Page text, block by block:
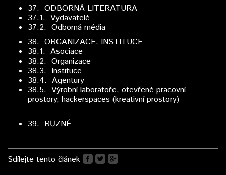
37. ODBORNÁ LITERATURA
37.1. Vydavatelé
37.2. Odborná média
38. ORGANIZACE, INSTITUCE
38.1. Asociace
38.2. Organizace
38.3. Instituce
38.4. Agentury
38.5. Výrobní laboratoře, otevřené pracovní
prostory, hackerspaces (kreativní prostory)
39. RŮZNÉ
Sdílejte tento článek